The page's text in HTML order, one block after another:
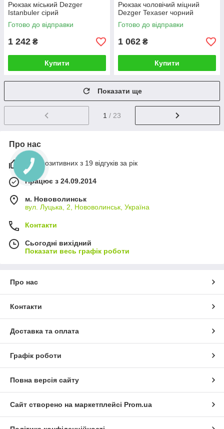
Рюкзак міський Dezger
Istanbuler сірий
Готово до відправки
1 242 ₴
Купити
Рюкзак чоловічий міцний
Dezger Texaser чорний
Готово до відправки
1 062 ₴
Купити
Показати ще
1 / 23
Про нас
95% позитивних з 19 відгуків за рік
Працює з 24.09.2014
м. Нововолинськ
вул. Луцька, 2, Нововолинськ, Україна
Контакти
Сьогодні вихідний
Показати весь графік роботи
Про нас
Контакти
Доставка та оплата
Графік роботи
Повна версія сайту
Сайт створено на маркетплейсі Prom.ua